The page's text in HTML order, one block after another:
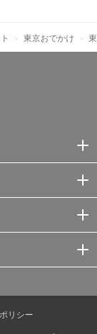
東京おでかけ
リシー